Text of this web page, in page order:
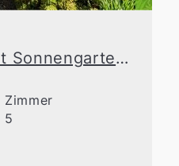
Wohlfühloase mit Sonnengarten in Toplage von Velbert
Zimmer
5